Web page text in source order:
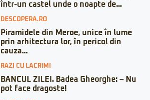
într-un castel unde o noapte de...
DESCOPERA.RO
Piramidele din Meroe, unice în lume
prin arhitectura lor, în pericol din
cauza...
RAZI CU LACRIMI
BANCUL ZILEI. Badea Gheorghe: – Nu
pot face dragoste!